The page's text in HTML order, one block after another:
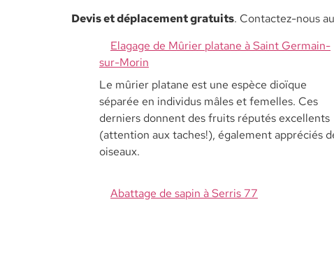
​Devis et déplacement gratuits. Contactez-nous au
Elagage de Mûrier platane à Saint Germain-
sur-Morin
Le mûrier platane est une espèce dioïque
séparée en individus mâles et femelles. Ces
derniers donnent des fruits réputés excellents
(attention aux taches!), également appréciés
oiseaux.
Abattage de sapin à Serris 77